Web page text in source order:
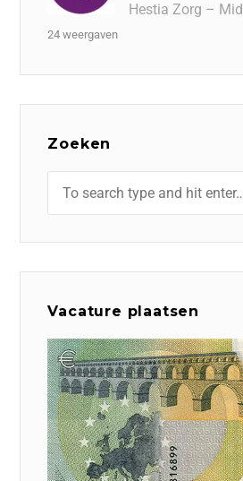
Hestia Zorg –
24 weergaven
Zoeken
Vacature plaatsen